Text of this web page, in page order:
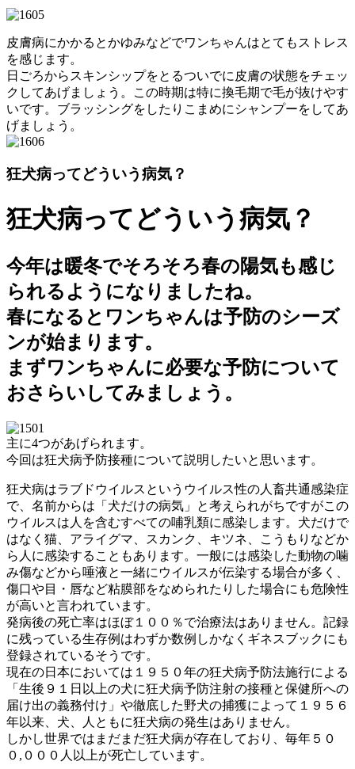
皮膚病にかかるとかゆみなどでワンちゃんはとてもストレス
を感じます。
日ごろからスキンシップをとるついでに皮膚の状態をチェッ
クしてあげましょう。この時期は特に換毛期で毛が抜けやす
いです。ブラッシングをしたりこまめにシャンプーをしてあ
げましょう。
狂犬病ってどういう病気？
狂犬病ってどういう病気？
今年は暖冬でそろそろ春の陽気も感じ
られるようになりましたね。
春になるとワンちゃんは予防のシーズ
ンが始まります。
まずワンちゃんに必要な予防について
おさらいしてみましょう。
主に4つがあげられます。
今回は狂犬病予防接種について説明したいと思います。
狂犬病はラブドウイルスというウイルス性の人畜共通感染症
で、名前からは「犬だけの病気」と考えられがちですがこの
ウイルスは人を含むすべての哺乳類に感染します。犬だけで
はなく猫、アライグマ、スカンク、キツネ、こうもりなどか
ら人に感染することもあります。一般には感染した動物の噛
み傷などから唾液と一緒にウイルスが伝染する場合が多く、
傷口や目・唇など粘膜部をなめられたりした場合にも危険性
が高いと言われています。
発病後の死亡率はほぼ１００％で治療法はありません。記録
に残っている生存例はわずか数例しかなくギネスブックにも
登録されているそうです。
現在の日本においては１９５０年の狂犬病予防法施行による
「生後９１日以上の犬に狂犬病予防注射の接種と保健所への
届け出の義務付け」や徹底した野犬の捕獲によって１９５６
年以来、犬、人ともに狂犬病の発生はありません。
しかし世界ではまだまだ狂犬病が存在しており、毎年５０
０,０００人以上が死亡しています。